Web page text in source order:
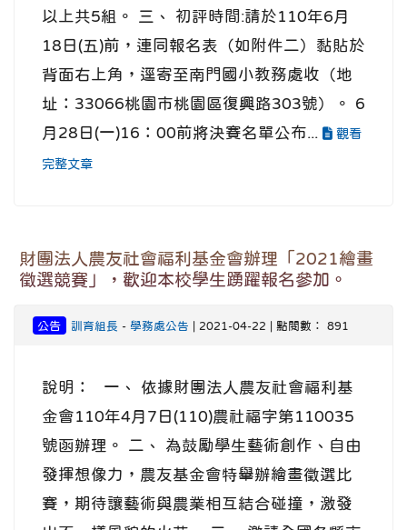
以上共5組。 三、 初評時間:請於110年6月
18日(五)前，連同報名表（如附件二）黏貼於
背面右上角，逕寄至南門國小教務處收（地
址：33066桃園市桃園區復興路303號）。 6
月28日(一)16：00前將決賽名單公布...
觀看
完整文章
財團法人農友社會福利基金會辦理「2021繪畫
徵選競賽」，歡迎本校學生踴躍報名參加。
公告 訓育組長 - 學務處公告 | 2021-04-22 | 點閱數： 891
說明： 一、 依據財團法人農友社會福利基
金會110年4月7日(110)農社福字第110035
號函辦理。 二、 為鼓勵學生藝術創作、自由
發揮想像力，農友基金會特舉辦繪畫徵選比
賽，期待讓藝術與農業相互結合碰撞，激發